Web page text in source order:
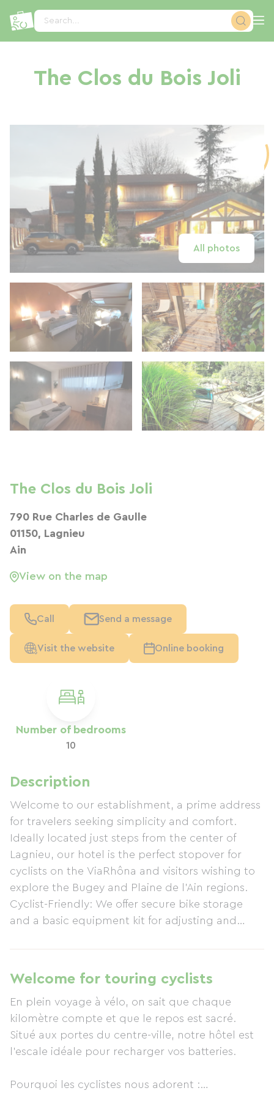
Search...
The Clos du Bois Joli
All photos
Number of bedrooms
10
Description
Welcome to our establishment, a prime address
for travelers seeking simplicity and comfort.
Ideally located just steps from the center of
Lagnieu, our hotel is the perfect stopover for
cyclists on the ViaRhôna and visitors wishing to
explore the Bugey and Plaine de l'Ain regions.
Cyclist-Friendly: We offer secure bike storage
and a basic equipment kit for adjusting and
the tranquility of our fully equipped and air-
conditioned rooms, designed for your relaxation.
Maximum Convenience: Thanks to our
immediate proximity to the town center, you
can easily walk to the supermarket, pharmacy,
and local shops for all your needs. Delicious
to help you begin your journey.
Welcome for touring cyclists
En plein voyage à vélo, on sait que chaque
kilomètre compte et que le repos est sacré.
Situé aux portes du centre-ville, notre hôtel est
l'escale idéale pour recharger vos batteries.
Pourquoi les cyclistes nous adorent :
The Clos du Bois Joli
790 Rue Charles de Gaulle
01150, Lagnieu
Ain
View on the map
Call Send a message
Visit the website Online booking
Cookies management panel